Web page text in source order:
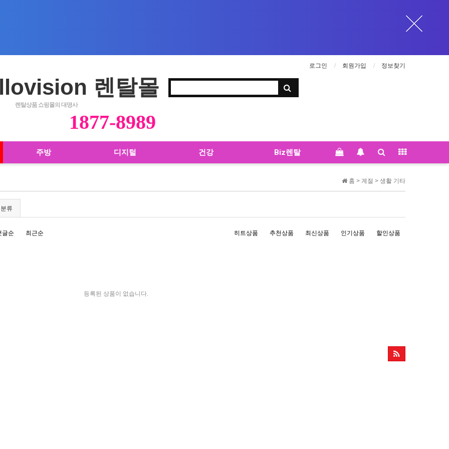
로그인 회원가입 정보찾기
렌탈몰
렌탈상품 쇼핑몰의 대명사
1877-8989
주방 디지털 건강 Biz렌탈
홈 > 계절 > 생활 기타
류
글순 최근순 히트상품 추천상품 최신상품 인기상품 할인상품
등록된 상품이 없습니다.